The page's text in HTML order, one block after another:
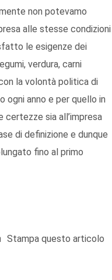
non potevamo
alle stesse condizioni
le esigenze dei
verdura, carni
la volontà politica di
anno e per quello in
sia all’impresa
di definizione e dunque
fino al primo
Stampa questo articolo